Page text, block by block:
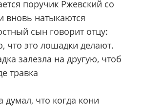
поручик Ржевский со
вновь натыкаются
сын говорит отцу:
что это лошадки делают.
залезла на другую, чтоб
травка
думал, что когда кони